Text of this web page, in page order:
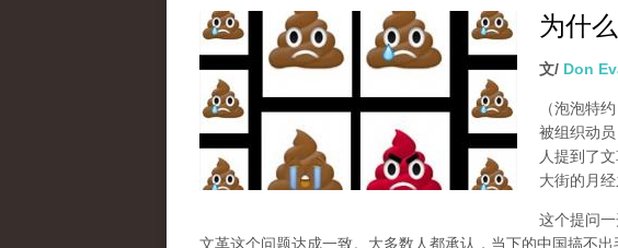
wechatimg1053.jpeg 为什
文/ Don
（泡泡特约
被组织动
人提到了
大街的月经
这个提问
文革这个问题达成一致。大多数人都承认，当下的中国搞不